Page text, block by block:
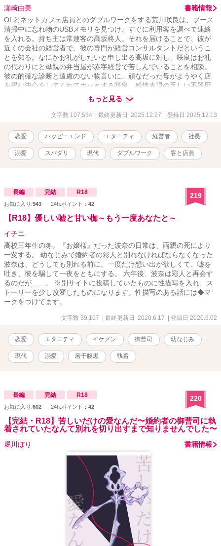
瀬崎由美
書籍情報
OLとネットカフェ店員とのダブルワークをする荒川咲良は、ブース
清掃中に忘れ物のUSBメモリを見つけ、すぐに利用客を調べて連絡
を入れる。持ち主は常連客の高坂柊人。それを届けることで、彼が
近くの会社の経営者で、彼の専門が経営コンサルタントだというこ
とを知る。なにかお礼がしたいと申し出る高坂に対し、咲良はお礼
の代わりにと母親の弁当屋が赤字経営で苦しんでいることを相談。
彼の的確な診断と遠慮のない物言いに、頑なだった母がようやく店
を畳む決心をしてくれてホッとする咲良。感情表現の乏しい不器用
な高坂だけれど、とても信頼できる人だと次第に惹かれていく。
もっと見る
文字数 107,534 | 最終更新日 2025.12.27 | 登録日 2025.12.13
恋愛 ハッピーエンド エタニティ 経営者 社長
溺愛 スパダリ 現代 ダブルワーク 客と店員
長編 完結 R18
お気に入り:943 24h.ポイント： 42
219
【R18】優しい嘘と甘い枷～もう一度あなたと～
イチニ
高校三年生の冬。『お嬢様』だった波奈の日常は、両親の死により
一変する。 幼なじみで婚約者の彩人と別れなければならなくなった
波奈は、どうしても別れる前に、一度だけ想い出が欲しくて、嘘を
吐き、彼を騙して一夜をともにする。 六年後、波奈は彩人と再会す
るのだが……。 ※別サイトに投稿していたものに性描写を入れ、ス
トーリーを少し改変したものになります。性描写のある話には◆マ
ークをつけてます。
文字数 39,107 | 最終更新日 2020.6.17 | 登録日 2020.6.02
恋愛 エタニティ イケメン 御曹司 幼なじみ
現代 溺愛 若干腹黒 執着
長編 完結 R18
お気に入り:602 24h.ポイント： 42
220
【完結・R18】苦しいだけの愛なんだ〜婚約者の御曹司に執
着されていたなんて別れを切り出すまで知りませんでした〜
堀川ぼり 書籍情報